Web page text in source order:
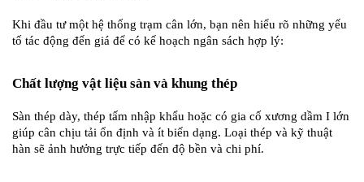
Khi đầu tư một hệ thống trạm cân lớn, bạn nên hiểu rõ những yếu
tố tác động đến giá để có kế hoạch ngân sách hợp lý:
Chất lượng vật liệu sàn và khung thép
Sàn thép dày, thép tấm nhập khẩu hoặc có gia cố xương dầm I lớn
giúp cân chịu tải ổn định và ít biến dạng. Loại thép và kỹ thuật
hàn sẽ ảnh hưởng trực tiếp đến độ bền và chi phí.